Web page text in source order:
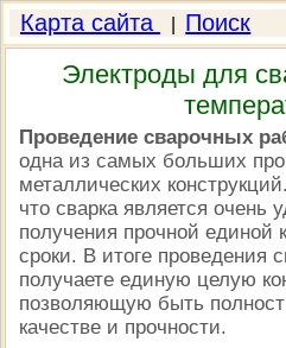
Карта сайта Поиск
Электроды для
Проведение сварочных
одна из самых больших
металлических
что сварка является очень
получения прочной единой
сроки. В итоге проведения
получаете единую целую
позволяющую быть
качестве и прочности.